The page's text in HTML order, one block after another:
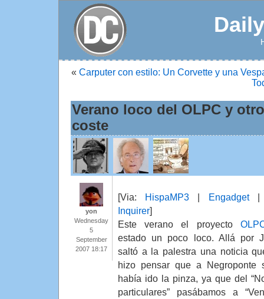
« Carputer con estilo: Un Corvette y una
Verano loco del OLPC y
coste
yon
Wednesday
5
September
2007 18:17
[Via: HispaMP3 | Engadget
Inquirer]
Este verano el proyecto
estado un poco loco. Allá por
saltó a la palestra una noticia
hizo pensar que a Negroponte
había ido la pinza, ya que del
particulares” pasábamos a